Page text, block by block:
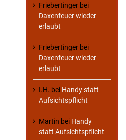
Friebertinger bei
Daxenfeuer wieder
erlaubt
Friebertinger bei
Daxenfeuer wieder
erlaubt
I.H. bei Handy statt
Aufsichtspflicht
Martin bei Handy
statt Aufsichtspflicht